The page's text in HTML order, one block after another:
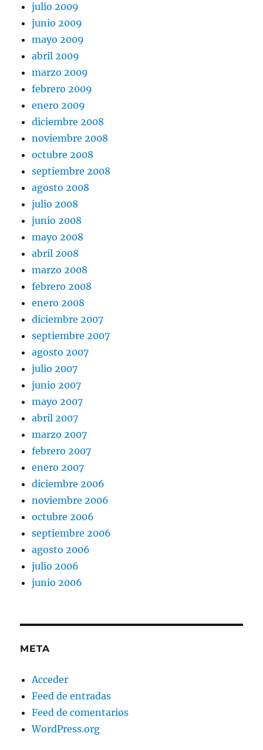
julio 2009
junio 2009
mayo 2009
abril 2009
marzo 2009
febrero 2009
enero 2009
diciembre 2008
noviembre 2008
octubre 2008
septiembre 2008
agosto 2008
julio 2008
junio 2008
mayo 2008
abril 2008
marzo 2008
febrero 2008
enero 2008
diciembre 2007
septiembre 2007
agosto 2007
julio 2007
junio 2007
mayo 2007
abril 2007
marzo 2007
febrero 2007
enero 2007
diciembre 2006
noviembre 2006
octubre 2006
septiembre 2006
agosto 2006
julio 2006
junio 2006
META
Acceder
Feed de entradas
Feed de comentarios
WordPress.org